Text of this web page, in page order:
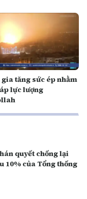
tăng sức ép nhằm
lực lượng
quyết chống lại
10% của Tổng thống